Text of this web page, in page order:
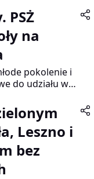
ligowe
Ostrowie
się
sezonu.
PSŻ
na
pokolenie i
do udziału w
sportowym. W
oraz szkół
za kulisy
klubu oraz
do
Leszno i
bez